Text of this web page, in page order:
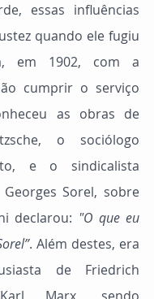
quando ele fugiu
em 1902, com a
cumprir o serviço
as obras de
o sociólogo
e o sindicalista
Georges Sorel, sobre
declarou: "O que eu
. Além destes, era
de Friedrich